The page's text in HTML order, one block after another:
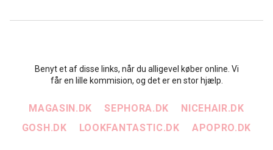
Benyt et af disse links, når du alligevel køber online. Vi
får en lille kommision, og det er en stor hjælp.
MAGASIN.DK SEPHORA.DK
NICEHAIR.DK
GOSH.DK
LOOKFANTASTIC.DK APOPRO.DK